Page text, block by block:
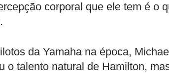
corporal que ele tem é o
da Yamaha na época,
o talento natural de Hamilton,